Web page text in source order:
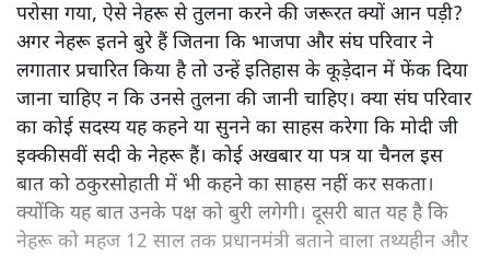
परोसा गया, ऐसे नेहरू से तुलना करने की जरूरत क्यों आन पड़ी?
अगर नेहरू इतने बुरे हैं जितना कि भाजपा और संघ परिवार ने
लगातार प्रचारित किया है तो उन्हें इतिहास के कूड़ेदान में फेंक दिया
जाना चाहिए न कि उनसे तुलना की जानी चाहिए। क्या संघ परिवार
का कोई सदस्य यह कहने या सुनने का साहस करेगा कि मोदी जी
इक्कीसवीं सदी के नेहरू हैं। कोई अखबार या पत्र या चैनल इस
बात को ठकुरसोहाती में भी कहने का साहस नहीं कर सकता।
क्योंकि यह बात उनके पक्ष को बुरी लगेगी। दूसरी बात यह है कि
नेहरू को महज 12 साल तक प्रधानमंत्री बताने वाला तथ्यहीन और